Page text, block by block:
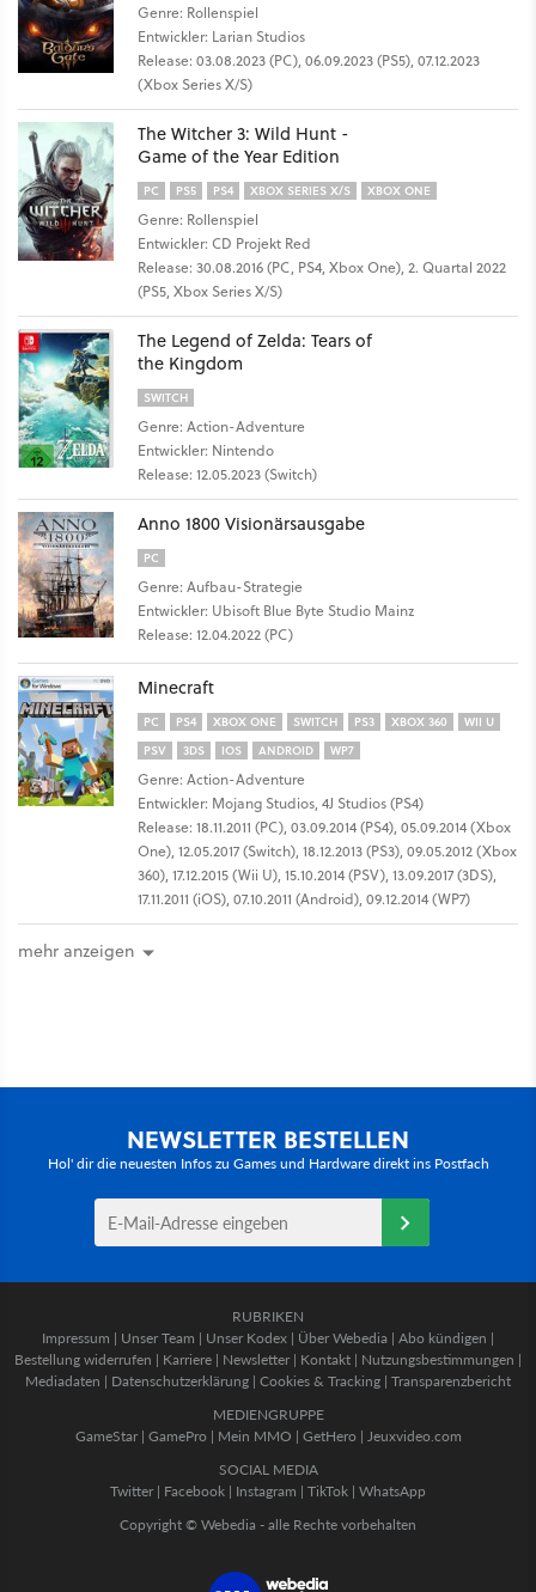
Genre: Rollenspiel
Entwickler: Larian Studios
Release: 03.08.2023 (PC), 06.09.2023 (PS5), 07.12.2023
(Xbox Series X/S)
The Witcher 3: Wild Hunt -
Game of the Year Edition
PC PS5 PS4 XBOX SERIES X/S XBOX ONE
Genre: Rollenspiel
Entwickler: CD Projekt Red
Release: 30.08.2016 (PC, PS4, Xbox One), 2. Quartal 2022
(PS5, Xbox Series X/S)
The Legend of Zelda: Tears of
the Kingdom
SWITCH
Genre: Action-Adventure
Entwickler: Nintendo
Release: 12.05.2023 (Switch)
Anno 1800 Visionärsausgabe
PC
Genre: Aufbau-Strategie
Entwickler: Ubisoft Blue Byte Studio Mainz
Release: 12.04.2022 (PC)
Minecraft
PC PS4 XBOX ONE SWITCH PS3 XBOX 360
WII U
PSV
3DS IOS ANDROID WP7
Genre: Action-Adventure
Entwickler: Mojang Studios, 4J Studios (PS4)
Release: 18.11.2011 (PC), 03.09.2014 (PS4), 05.09.2014 (Xbox
One), 12.05.2017 (Switch), 18.12.2013 (PS3), 09.05.2012 (Xbox
360), 17.12.2015 (Wii U), 15.10.2014 (PSV), 13.09.2017 (3DS),
17.11.2011 (iOS), 07.10.2011 (Android), 09.12.2014 (WP7)
mehr anzeigen
NEWSLETTER BESTELLEN
Hol' dir die neuesten Infos zu Games und Hardware direkt ins Postfach
RUBRIKEN
Impressum | Unser Team | Unser Kodex | Über Webedia | Abo kündigen |
Bestellung widerrufen | Karriere | Newsletter | Kontakt | Nutzungsbestimmungen |
Mediadaten | Datenschutzerklärung | Cookies & Tracking | Transparenzbericht
MEDIENGRUPPE
GameStar| GamePro | Mein MMO | GetHero | Jeuxvideo.com
SOCIAL MEDIA
Twitter | Facebook | Instagram | TikTok | WhatsApp
Copyright © Webedia - alle Rechte vorbehalten